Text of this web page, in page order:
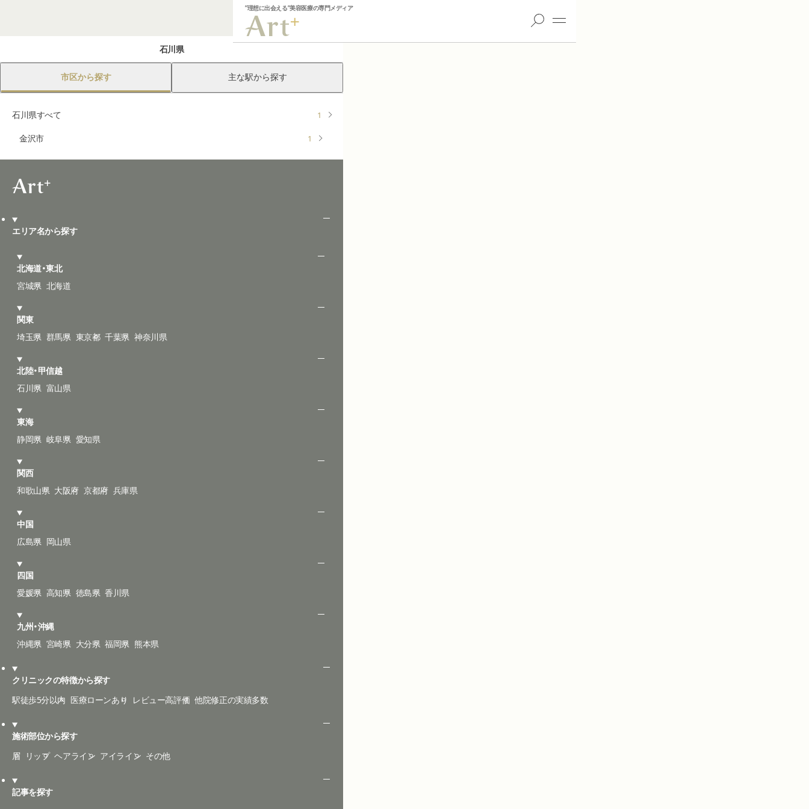
”理想に出会える”美容医療の専門メディア
石川県
市区から探す 主な駅から探す
石川県すべて 1
金沢市 1
エリア名から探す
北海道・東北
宮城県 北海道
関東
埼玉県 群馬県 東京都 千葉県 神奈川県
北陸・甲信越
石川県 富山県
東海
静岡県 岐阜県 愛知県
関西
和歌山県 大阪府 京都府 兵庫県
中国
広島県 岡山県
四国
愛媛県 高知県 徳島県 香川県
九州・沖縄
沖縄県 宮崎県 大分県 福岡県 熊本県
クリニックの特徴から探す
駅徒歩5分以内 医療ローンあり レビュー高評価 他院修正の実績多数
施術部位から探す
眉
リップ ヘアライン アイライン その他
記事を探す